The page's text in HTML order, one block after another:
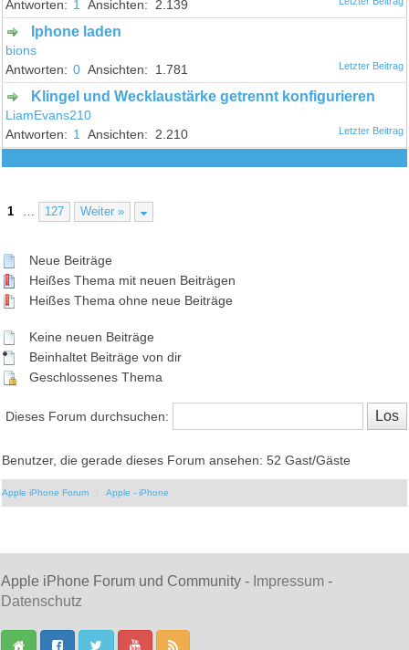
1
2.139
Iphone laden
bions
0
1.781
Klingel und Wecklaustärke getrennt konfigurieren
LiamEvans210
1
2.210
1 127 Weiter »
Neue Beiträge
Heißes Thema mit neuen Beiträgen
Heißes Thema ohne neue Beiträge
Keine neuen Beiträge
Beinhaltet Beiträge von dir
Geschlossenes Thema
Dieses Forum durchsuchen:
Benutzer, die gerade dieses Forum ansehen: 52 Gast/Gäste
Apple iPhone Forum Apple - iPhone
Apple iPhone Forum und Community - Impressum -
Datenschutz